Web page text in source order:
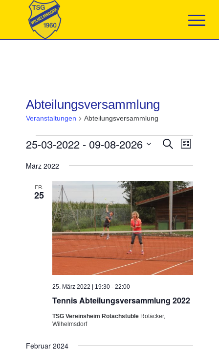
Abteilungsversammlung
Veranstaltungen Abteilungsversammlung
Veranstaltungen
Suche
Ansichten,
Suche
Liste
25-03-2022 - 09-08-2026
wählen.
März 2022
FR.
25
Tennis Abteilungsversammlung 2022
25. März 2022 | 19:30 -22:00
TSG Vereinsheim Rotächstüble Rotäcker,
Wilhelmsdorf
Februar 2024